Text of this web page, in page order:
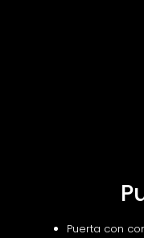
Puerta con